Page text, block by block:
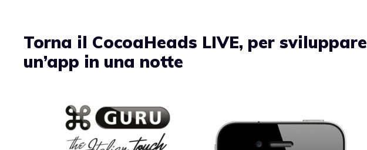
Torna il CocoaHeads LIVE, per sviluppare
un’app in una notte